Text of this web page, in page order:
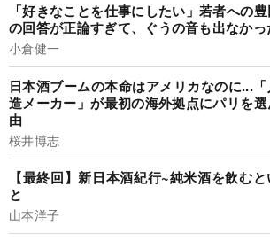
「好きなことを仕事にしたい」若者への
の回答が正論すぎて、ぐうの音も出なかっ
小倉健一
日本酒ブームの本命はアメリカなのに...
造メーカー」が最初の海外拠点にパリを
由
桜井博志
【最終回】新日本酒紀行~純米酒を飲む
と
山本洋子